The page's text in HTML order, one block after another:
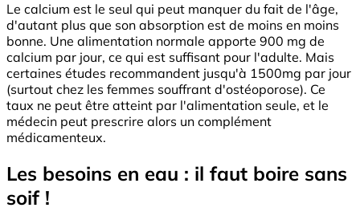
Le calcium est le seul qui peut manquer du fait de l'âge,
d'autant plus que son absorption est de moins en moins
bonne. Une alimentation normale apporte 900 mg de
calcium par jour, ce qui est suffisant pour l'adulte. Mais
certaines études recommandent jusqu'à 1500mg par jour
(surtout chez les femmes souffrant d'ostéoporose). Ce
taux ne peut être atteint par l'alimentation seule, et le
médecin peut prescrire alors un complément
médicamenteux.
Les besoins en eau : il faut boire sans
soif !